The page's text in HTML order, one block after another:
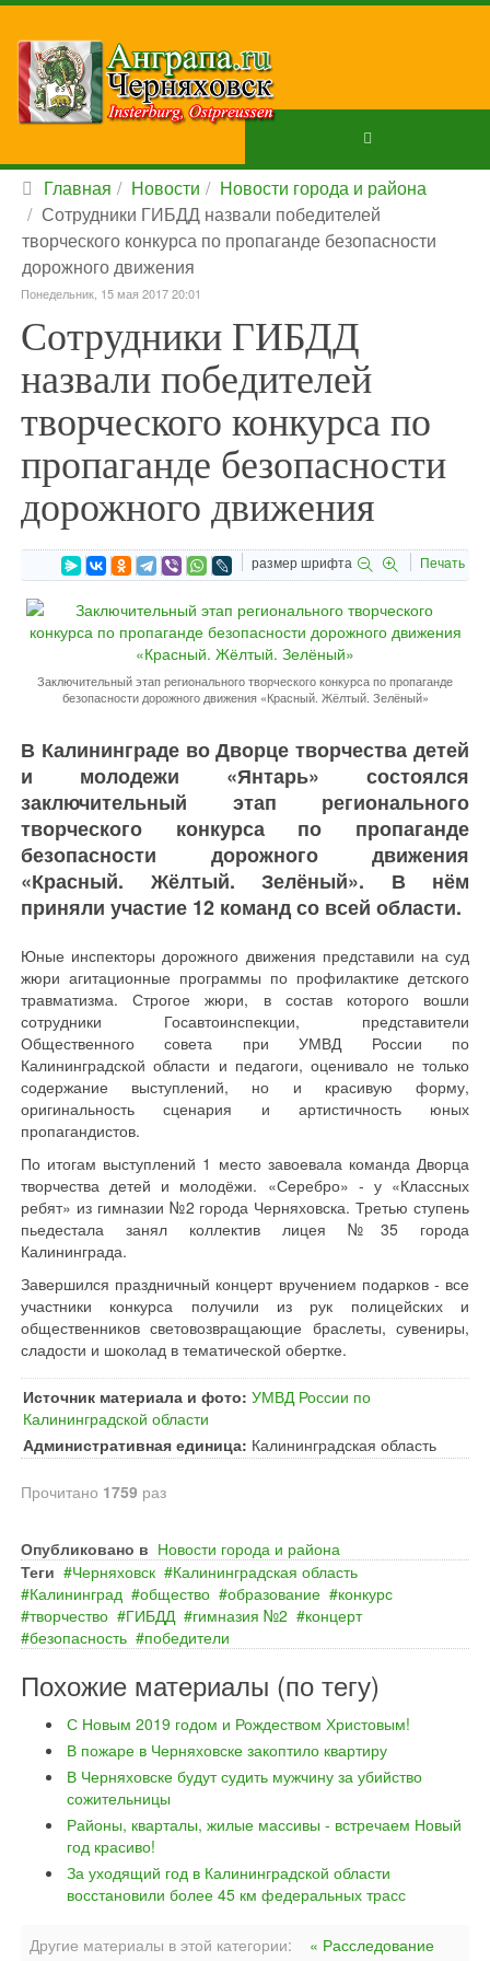
Главная Новости
Новости города и района
Сотрудники ГИБДД назвали победителей
творческого конкурса по пропаганде безопасности
дорожного движения
Понедельник, 15 мая 2017 20:01
Сотрудники ГИБДД
назвали победителей
творческого конкурса по
пропаганде безопасности
дорожного движения
размер шрифта Печать
Заключительный этап регионального творческого конкурса по пропаганде
безопасности дорожного движения «Красный. Жёлтый. Зелёный»
В Калининграде во Дворце творчества детей
и молодежи «Янтарь» состоялся
заключительный этап регионального
творческого конкурса по пропаганде
безопасности дорожного движения
«Красный. Жёлтый. Зелёный». В нём
приняли участие 12 команд со всей области.
Юные инспекторы дорожного движения представили на суд
жюри агитационные программы по профилактике детского
травматизма. Строгое жюри, в состав которого вошли
сотрудники Госавтоинспекции, представители
Общественного совета при УМВД России по
Калининградской области и педагоги, оценивало не только
содержание выступлений, но и красивую форму,
оригинальность сценария и артистичность юных
пропагандистов.
По итогам выступлений 1 место завоевала команда Дворца
творчества детей и молодёжи. «Серебро» - у «Классных
ребят» из гимназии №2 города Черняховска. Третью ступень
пьедестала занял коллектив лицея №35 города
Калининграда.
Завершился праздничный концерт вручением подарков - все
участники конкурса получили из рук полицейских и
общественников световозвращающие браслеты, сувениры,
сладости и шоколад в тематической обертке.
Источник материала и фото: УМВД России по
Калининградской области
Административная единица: Калининградская область
Прочитано 1759 раз
Опубликовано в Новости города и района
Теги
Черняховск
Калининградская область
Калининград
общество образование
конкурс
творчество
ГИБДД гимназия №2
концерт
безопасность
победители
Похожие материалы (по тегу)
С Новым 2019 годом и Рождеством Христовым!
В пожаре в Черняховске закоптило квартиру
В Черняховске будут судить мужчину за убийство
сожительницы
Районы, кварталы, жилые массивы - встречаем Новый
год красиво!
За уходящий год в Калининградской области
восстановили более 45 км федеральных трасс
Другие материалы в этой категории:
« Расследование